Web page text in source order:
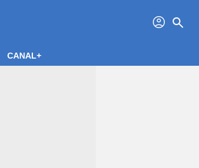
profil search
CANAL+